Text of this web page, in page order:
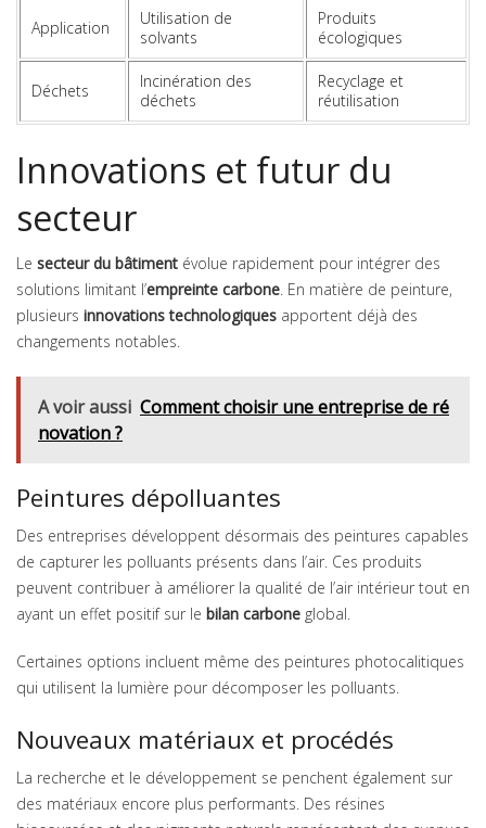
Application
Utilisation de
solvants
Produits
écologiques
Déchets
Incinération des
déchets
Recyclage et
réutilisation
Innovations et futur du
secteur
Le secteur du bâtiment évolue rapidement pour intégrer des
solutions limitant l’empreinte carbone. En matière de peinture,
plusieurs innovations technologiques apportent déjà des
changements notables.
A voir aussi Comment choisir une entreprise de ré
novation ?
Peintures dépolluantes
Des entreprises développent désormais des peintures capables
de capturer les polluants présents dans l’air. Ces produits
peuvent contribuer à améliorer la qualité de l’air intérieur tout en
ayant un effet positif sur le bilan carbone global.
Certaines options incluent même des peintures photocalitiques
qui utilisent la lumière pour décomposer les polluants.
Nouveaux matériaux et procédés
La recherche et le développement se penchent également sur
des matériaux encore plus performants. Des résines